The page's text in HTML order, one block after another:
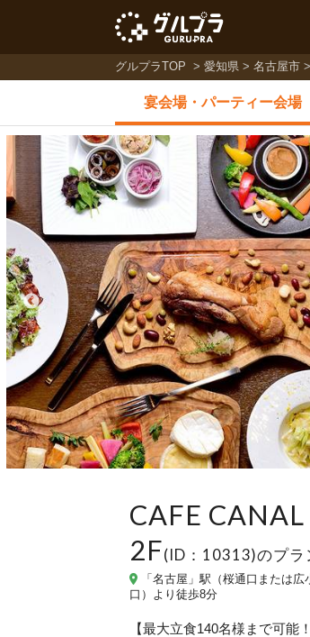
グルプラTOP 愛知県 名古屋市
宴会場・パーティー会場
CAFE
2F(ID：10313)のプラ
「名古屋」駅（桜通口または
口）より徒歩8分
【最大立食140名様まで可